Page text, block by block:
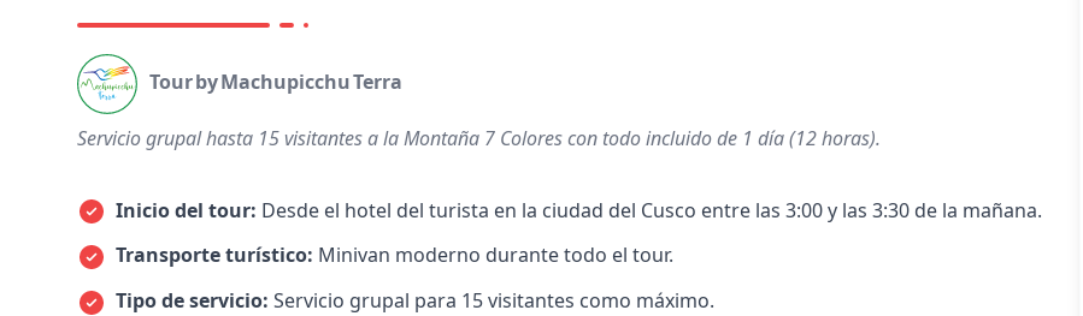
Tour by Machupicchu Terra
Servicio grupal hasta 15 visitantes a la Montaña 7 Colores con todo incluido de 1 día (12 horas).
Inicio del tour: Desde el hotel del turista en la ciudad del Cusco entre las 3:00 y las 3:30 de la mañana.
Transporte turístico: Minivan moderno durante todo el tour.
Tipo de servicio: Servicio grupal para 15 visitantes como máximo.